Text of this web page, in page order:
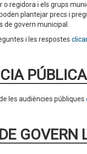
o regidora i els grups
plantejar precs i
de govern municipal.
i les respostes
PÚBLICA
les audiències públiques
GOVERN